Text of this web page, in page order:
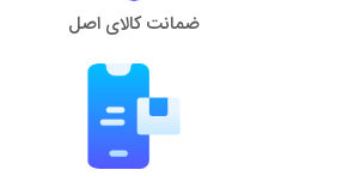
ضمانت کالای اصل